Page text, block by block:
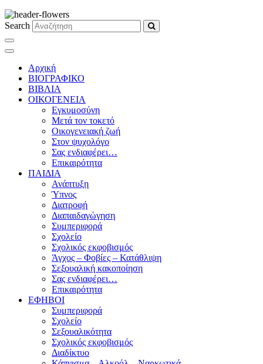
Search
Αρχική
ΒΙΟΓΡΑΦΙΚΟ
ΒΙΒΛΙΑ
ΟΙΚΟΓΕΝΕΙΑ
Εγκυμοσύνη
Μετά τον τοκετό
Οικογενειακή ζωή
Στον ψυχολόγο
Σας ενδιαφέρει…
Επικαιρότητα
ΠΑΙΔΙΑ
Ανάπτυξη
Ύπνος
Διατροφή
Διαπαιδαγώγηση
Συμπεριφορά
Σχολείο
Σχολικός εκφοβισμός
Άγχος – Φοβίες – Κατάθλιψη
Σεξουαλική κακοποίηση
Σας ενδιαφέρει…
Επικαιρότητα
ΕΦΗΒΟΙ
Συμπεριφορά
Σχολείο
Σεξουαλικότητα
Σχολικός εκφοβισμός
Διαδίκτυο